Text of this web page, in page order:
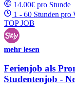
14.00€ pro Stunde
1 - 60 Stunden pro
TOP JOB
mehr lesen
Ferienjob als
Studentenjob -